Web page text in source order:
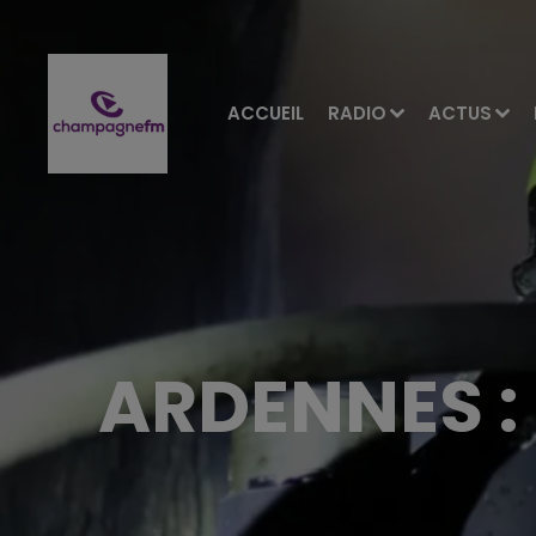
ACCUEIL RADIO ACTUS
ARDENNES